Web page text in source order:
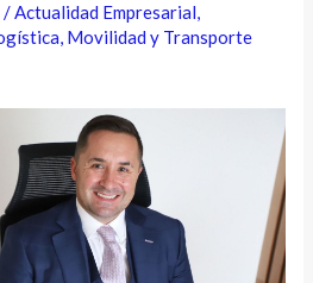
/Actualidad Empresarial,
, Movilidad y Transporte